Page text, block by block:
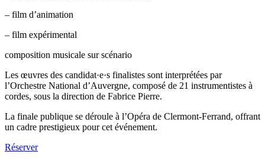
– film d’animation
– film expérimental
composition musicale sur scénario
Les œuvres des candidat·e·s finalistes sont interprétées par
l’Orchestre National d’Auvergne, composé de 21 instrumentistes à
cordes, sous la direction de Fabrice Pierre.
La finale publique se déroule à l’Opéra de Clermont-Ferrand, offrant
un cadre prestigieux pour cet événement.
Réserver